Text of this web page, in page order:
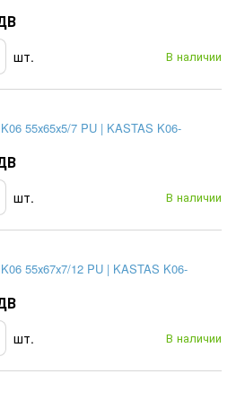
В наличии
шт.
55х65х5/7 PU | KASTAS K06-
В наличии
шт.
55х67х7/12 PU | KASTAS K06-
В наличии
шт.